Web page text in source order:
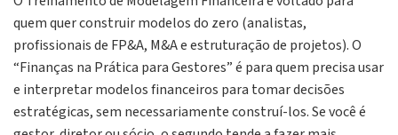
quem quer construir modelos do zero (analistas,
profissionais de FP&A, M&A e estruturação de projetos). O
“Finanças na Prática para Gestores” é para quem precisa usar
e interpretar modelos financeiros para tomar decisões
estratégicas, sem necessariamente construí-los. Se você é